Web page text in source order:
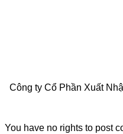
Công ty Cổ Phần Xuất
You have no rights to post